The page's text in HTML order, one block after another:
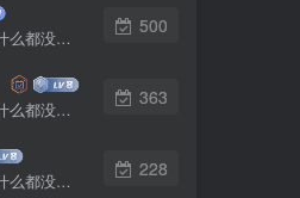
这家伙很懒，什么都没有写...
500
这家伙很懒，什么都没有写...
363
这家伙很懒，什么都没有写...
228